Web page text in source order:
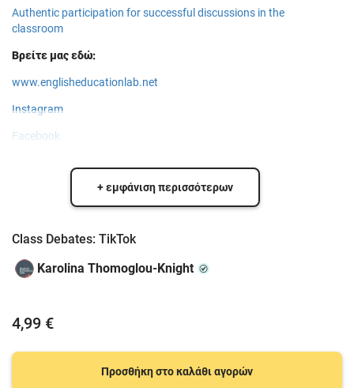
Authentic participation for successful discussions in the
classroom
Βρείτε μας εδώ:
www.englisheducationlab.net
Instagram
Facebook
+ εμφάνιση περισσότερων
Class Debates: TikTok
Karolina Thomoglou-Knight
4,99 €
Προσθήκη στο καλάθι αγορών